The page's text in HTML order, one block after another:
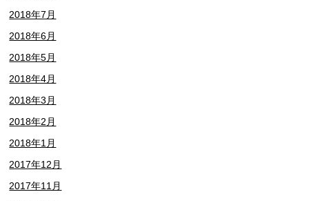
2018年7月
2018年6月
2018年5月
2018年4月
2018年3月
2018年2月
2018年1月
2017年12月
2017年11月